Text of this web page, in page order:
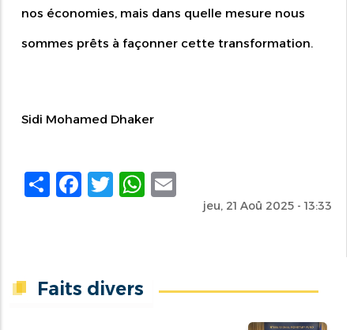
nos économies, mais dans quelle mesure nous
sommes prêts à façonner cette transformation.
Sidi Mohamed Dhaker
ShareFacebook
Twitter
WhatsApp
jeu, 21 Aoû 2025 - 13:33
Faits divers